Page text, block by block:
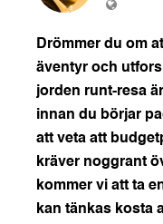
Drömmer du om
äventyr och
jorden runt-resa
innan du börjar
att veta att
kräver noggrant
kommer vi att ta
kan tänkas kosta